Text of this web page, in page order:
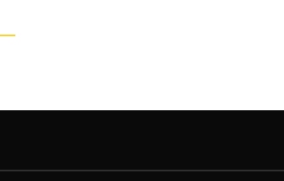
Исраэль Адесанья